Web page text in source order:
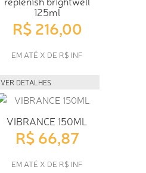
125ml
R$ 216,00
EM ATÉ X DE R$ INF
VER DETALHES
VIBRANCE 150ML
R$ 66,87
EM ATÉ X DE R$ INF